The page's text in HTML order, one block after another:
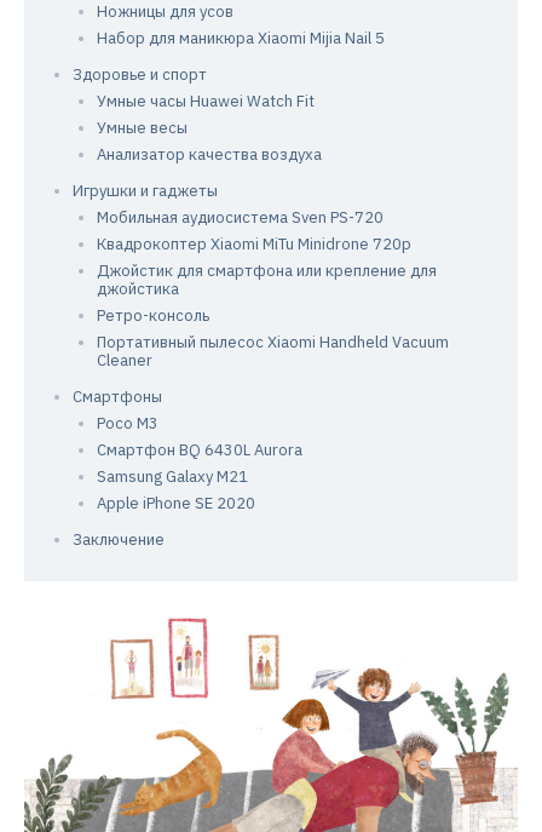
Ножницы для усов
Набор для маникюра Xiaomi Mijia Nail 5
Здоровье и спорт
Умные часы Huawei Watch Fit
Умные весы
Анализатор качества воздуха
Игрушки и гаджеты
Мобильная аудиосистема Sven PS-720
Квадрокоптер Xiaomi MiTu Minidrone 720p
Джойстик для смартфона или крепление для
джойстика
Ретро-консоль
Портативный пылесос Xiaomi Handheld Vacuum
Cleaner
Смартфоны
Poco M3
Смартфон BQ 6430L Aurora
Samsung Galaxy M21
Apple iPhone SE 2020
Заключение